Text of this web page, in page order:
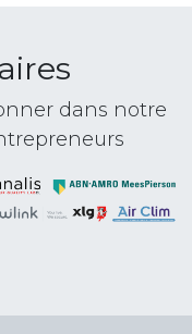
dans notre